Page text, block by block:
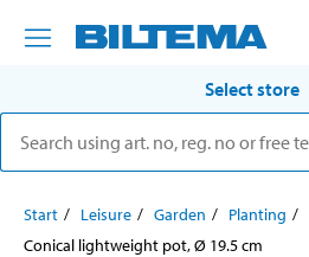
Select store
Start Leisure Garden Planting
Conical lightweight pot, Ø 19.5 cm